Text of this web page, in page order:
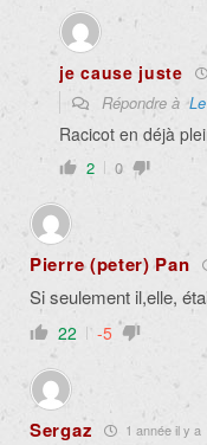
je cause juste
Répondre à
Racicot en déjà
2 0
Pierre (peter) Pan
Si seulement il,elle,
22 -5
Sergaz 1 année il y a